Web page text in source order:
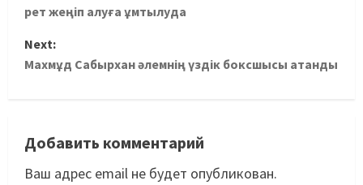
рет жеңіп алуға ұмтылуда
Next:
Махмұд Сабырхан әлемнің үздік боксшысы атанды
Добавить комментарий
Ваш адрес email не будет опубликован.